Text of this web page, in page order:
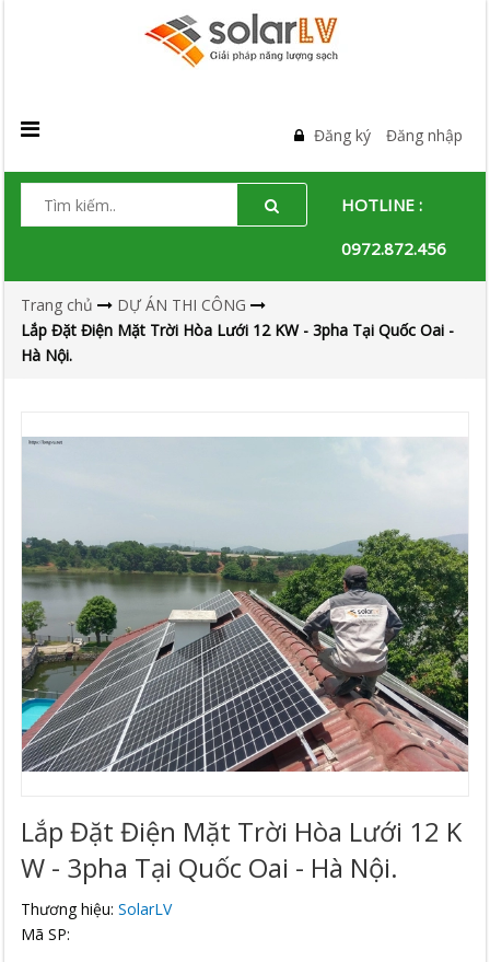
Đăng ký Đăng nhập
HOTLINE :
0972.872.456
Trang chủ
DỰ ÁN THI CÔNG
Lắp Đặt Điện Mặt Trời Hòa Lưới 12 KW - 3pha Tại Quốc Oai -
Hà Nội.
Lắp Đặt Điện Mặt Trời Hòa Lưới 12 K
W - 3pha Tại Quốc Oai - Hà Nội.
Thương hiệu:SolarLV
Mã SP: